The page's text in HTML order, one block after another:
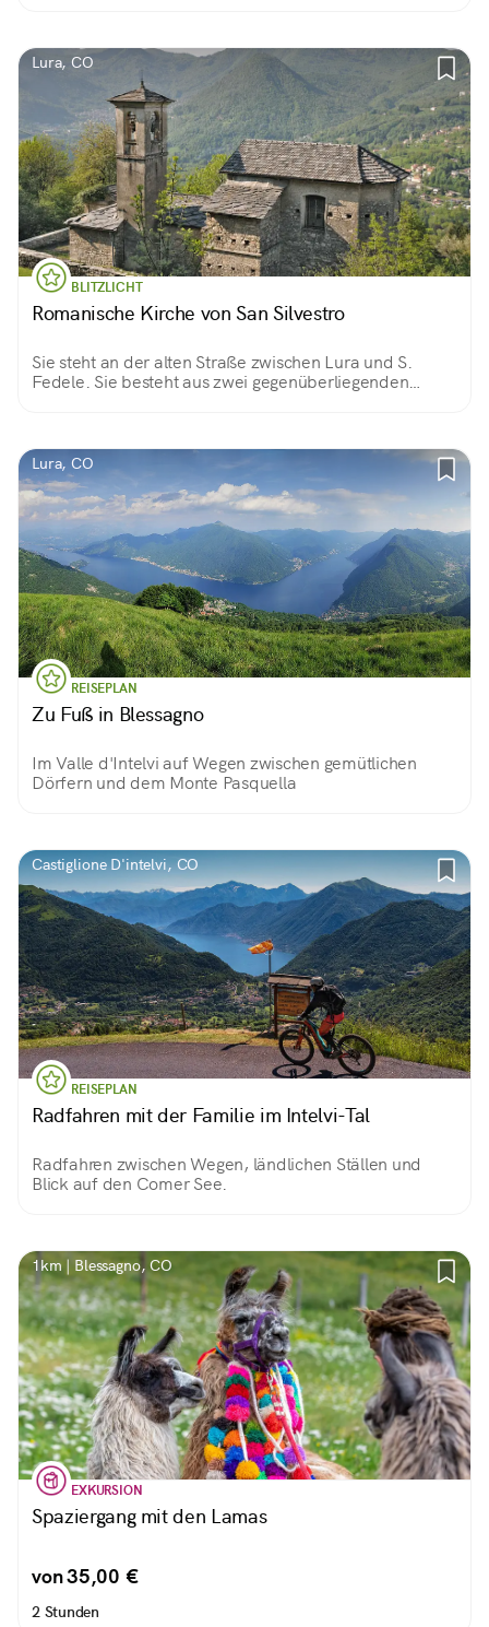
Lura, CO
BLITZLICHT
Romanische Kirche von San Silvestro
Sie steht an der alten Straße zwischen Lura und S.
Fedele. Sie besteht aus zwei gegenüberliegenden
Lura, CO
REISEPLAN
Zu Fuß in Blessagno
Im Valle d'Intelvi auf Wegen zwischen gemütlichen
Dörfern und dem Monte Pasquella
Castiglione D'intelvi, CO
REISEPLAN
Radfahren mit der Familie im Intelvi-Tal
Radfahren zwischen Wegen, ländlichen Ställen und
Blick auf den Comer See.
1km | Blessagno, CO
EXKURSION
Spaziergang mit den Lamas
von 35,00 €
2 Stunden